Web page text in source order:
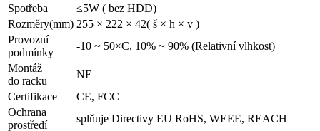
Spotřeba
≤5W ( bez HDD)
Rozměry(mm) 255 × 222 × 42( š × h × v )
Provozní
podmínky
-10 ~ 50×C, 10% ~ 90% (Relativní vlhkost)
Montáž
do racku
NE
Certifikace
CE, FCC
Ochrana
prostředí
splňuje Directivy EU RoHS, WEEE, REACH